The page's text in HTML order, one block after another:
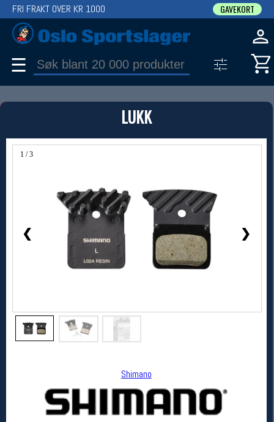
LUKK
1 / 3
❮ ❯
Shimano
FRI FRAKT OVER KR 1000 GAVEKORT
☰
PRODUKT
Produkter (1)
Bruk filter til å spisse søket